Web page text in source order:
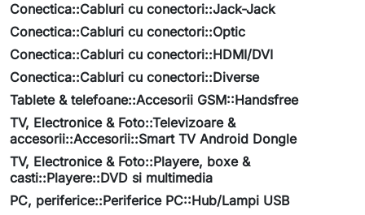
Conectica::Cabluri cu conectori::Jack-Jack
Conectica::Cabluri cu conectori::Optic
Conectica::Cabluri cu conectori::HDMI/DVI
Conectica::Cabluri cu conectori::Diverse
Tablete & telefoane::Accesorii GSM::Handsfree
TV, Electronice & Foto::Televizoare &
accesorii::Accesorii::Smart TV Android Dongle
TV, Electronice & Foto::Playere, boxe &
casti::Playere::DVD si multimedia
PC, periferice::Periferice PC::Hub/Lampi USB